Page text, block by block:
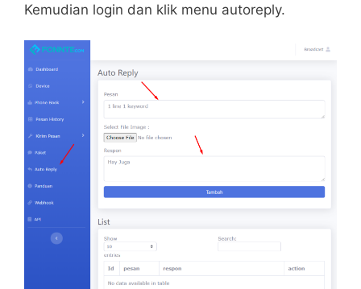
Kemudian login dan klik menu autoreply.